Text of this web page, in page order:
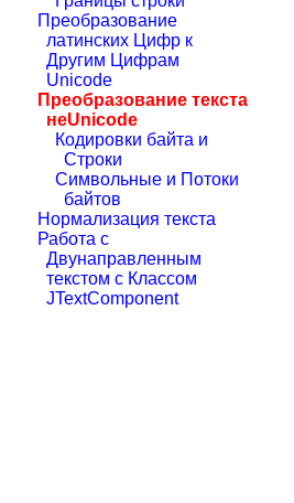
Преобразование
латинских Цифр к
Другим Цифрам
Unicode
Преобразование текста
неUnicode
Кодировки байта и
Строки
Символьные и Потоки
байтов
Нормализация текста
Работа с
Двунаправленным
текстом с Классом
JTextComponent